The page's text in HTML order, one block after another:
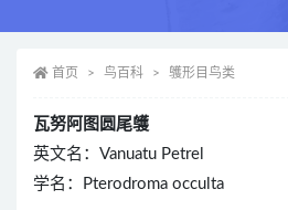
首页 鸟百科 鹱形目鸟类
瓦努阿图圆尾鹱
英文名：Vanuatu Petrel
学名：Pterodroma occulta